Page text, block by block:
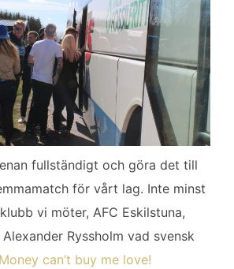
fullständigt och göra det till
för vårt lag. Inte minst
vi möter, AFC Eskilstuna,
Ryssholm vad svensk
Money can’t buy me love!